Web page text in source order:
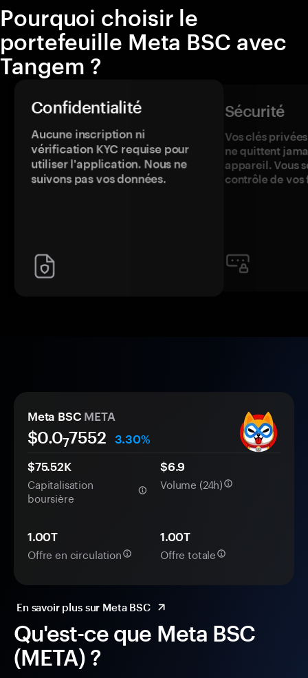
Pourquoi choisir le
portefeuille Meta BSC avec
Tangem ?
Confidentialité
Aucune inscription ni
vérification KYC requise pour
utiliser l'application. Nous ne
suivons pas vos données.
Sécurité
Vos clés
ne quittent
appareil. Vous
contrôle de vos
Qu'est-ce que Meta BSC
(META) ?
Meta BSC META
$0.077552
3.30%
$75.52K
Capitalisation
boursière
$6.9
Volume (24h)
1.00T
Offre en circulation
1.00T
Offre totale
En savoir plus sur Meta BSC